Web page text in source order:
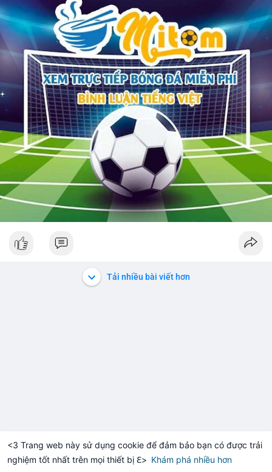
<3 Trang web này sử dụng cookie để đảm bảo bạn có được trải
nghiệm tốt nhất trên mọi thiết bị ℇ> Khám phá nhiều hơn
$1,899.60 +0.11% Solana $72.61 -1.24%
Tải nhiều bài viết hơn